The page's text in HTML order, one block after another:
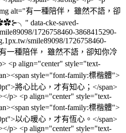
alt="有一種陪伴， 雖然不語，卻
data-cke-saved-
1726758460-3868415290-
smile89098/1726758460-
一種陪伴， 雖然不語，卻知你冷
align="center" style="text-
style="font-family:標楷體">
將心比心，才有知心；</span>
p> <p align="center" style="text-
style="font-family:標楷體">
以心暖心，才有恆心。</span>
p> <p align="center" style="text-